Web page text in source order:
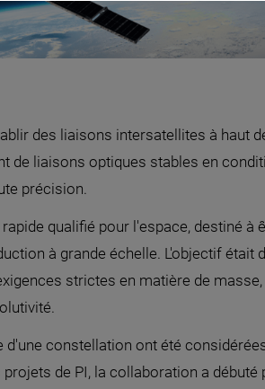
des liaisons intersatellites à haut
de liaisons optiques stables en
précision.
qualifié pour l'espace, destiné à
à grande échelle. L'objectif était
strictes en matière de masse,
constellation ont été
de PI, la collaboration a débuté